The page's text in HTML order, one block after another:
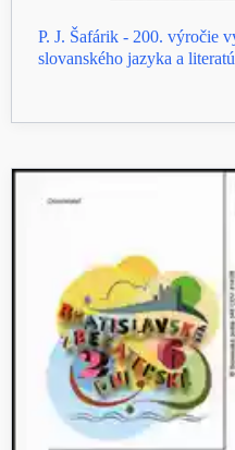
P. J. Šafárik - 200. výročie
slovanského jazyka a